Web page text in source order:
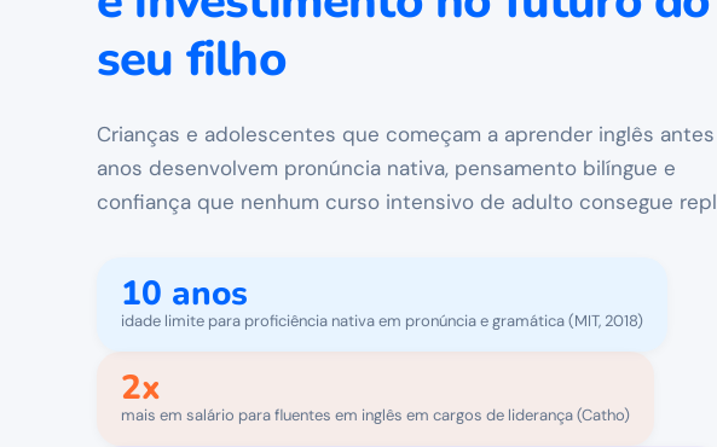
seu filho
Crianças e adolescentes que começam a aprender inglês
anos desenvolvem pronúncia nativa, pensamento bilíngue e
confiança que nenhum curso intensivo de adulto consegue
10 anos
idade limite para proficiência nativa em pronúncia e gramática (MIT, 2018)
2x
mais em salário para fluentes em inglês em cargos de liderança (Catho)